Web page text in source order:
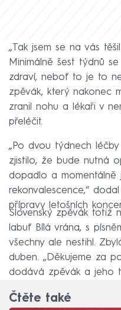
„Tak jsem se na vás
Minimálně šest týdnů
zdraví, neboť to je to
zpěvák, který nakonec
zranil nohu a lékaři v
přeléčit.
„Po dvou týdnech
zjistilo, že bude nutná
dopadlo a momentálně
rekonvalescence,“
přípravy letošních
Slovenský zpěvák totiž
labuť Bílá vrána, s
všechny ale nestihl.
duben. „Děkujeme za
dodává zpěvák a jeho
Čtěte také